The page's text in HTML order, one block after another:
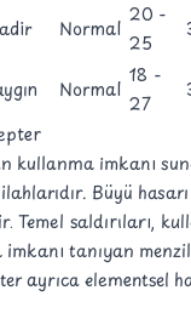
Normal
20 -
25
Normal
18 -
27
kullanma imkanı
Büyü
Temel saldırıları,
tanıyan
ayrıca elementsel